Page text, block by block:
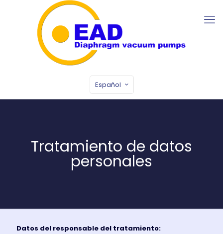
Español
Tratamiento de datos
personales
Datos del responsable del tratamiento: